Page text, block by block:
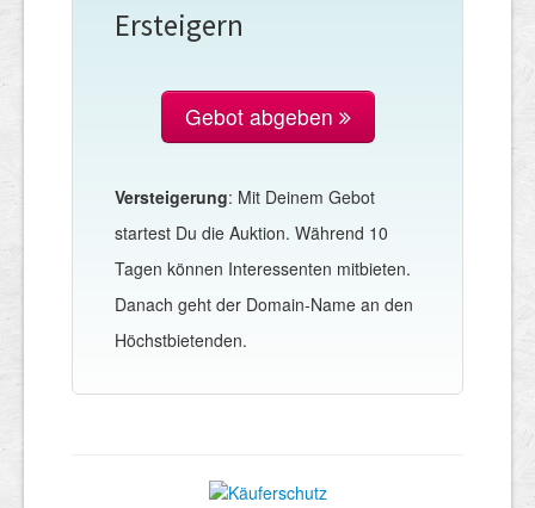
Ersteigern
Gebot abgeben
Versteigerung: Mit Deinem Gebot
startest Du die Auktion. Während 10
Tagen können Interessenten mitbieten.
Danach geht der Domain-Name an den
Höchstbietenden.